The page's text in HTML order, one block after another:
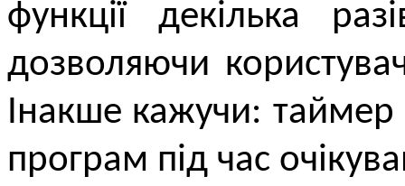
функції декілька
дозволяючи
Інакше кажучи:
програм під час